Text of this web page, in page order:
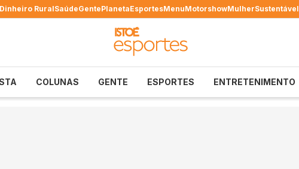
Dinheiro RuralSaúdeGentePlanetaEsportesMenuMotorshowMulherSustentável
COLUNAS GENTE ESPORTES ENTRETENIMENTO